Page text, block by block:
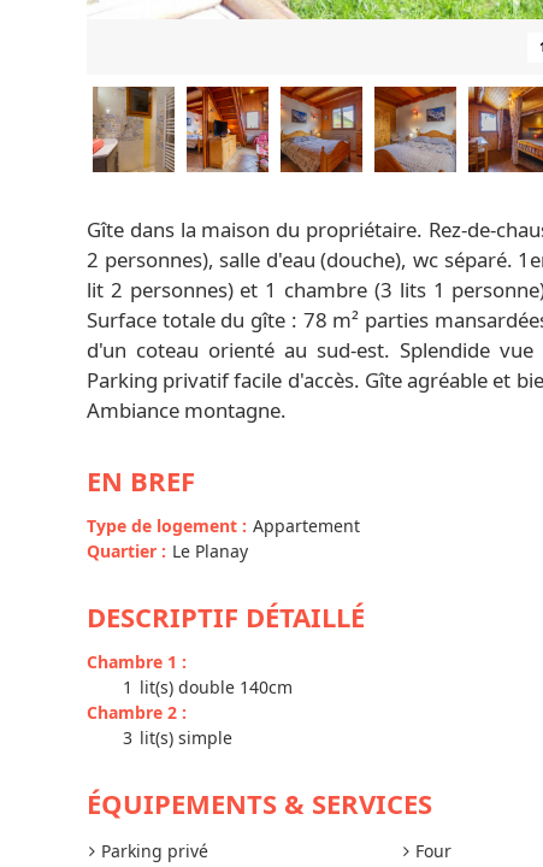
Gîte dans la maison du propriétaire. Rez-de-
2 personnes), salle d'eau (douche), wc séparé.
lit 2 personnes) et 1 chambre (3 lits 1
Surface totale du gîte : 78 m² parties
d'un coteau orienté au sud-est. Splendide
Parking privatif facile d'accès. Gîte agréable et
Ambiance montagne.
EN BREF
Type de logement : Appartement
Quartier : Le Planay
DESCRIPTIF DÉTAILLÉ
Chambre 1 :
1 lit(s) double 140cm
Chambre 2 :
3 lit(s) simple
ÉQUIPEMENTS & SERVICES
Parking privé
Four